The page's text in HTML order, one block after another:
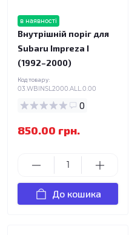
в наявності
Внутрішній поріг для
Subaru Impreza I
(1992–2000)
Код товару:
03.WBINSL2000.ALL.0.00
0
850.00 грн.
До кошика